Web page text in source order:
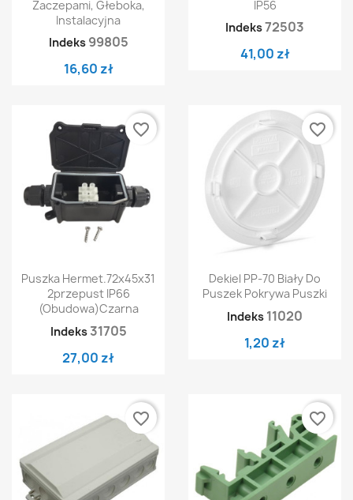
Zaczepami, Głeboka,
Instalacyjna
Indeks 99805
16,60 zł
IP56
Indeks72503
41,00 zł
Puszka Hermet.72x45x31
2przepust IP66
(obudowa)czarna
Indeks 31705
27,00 zł
favorite_border
Dekiel PP-70 Biały Do
Puszek Pokrywa Puszki
Indeks 11020
1,20 zł
favorite_border
favorite_border favorite_border